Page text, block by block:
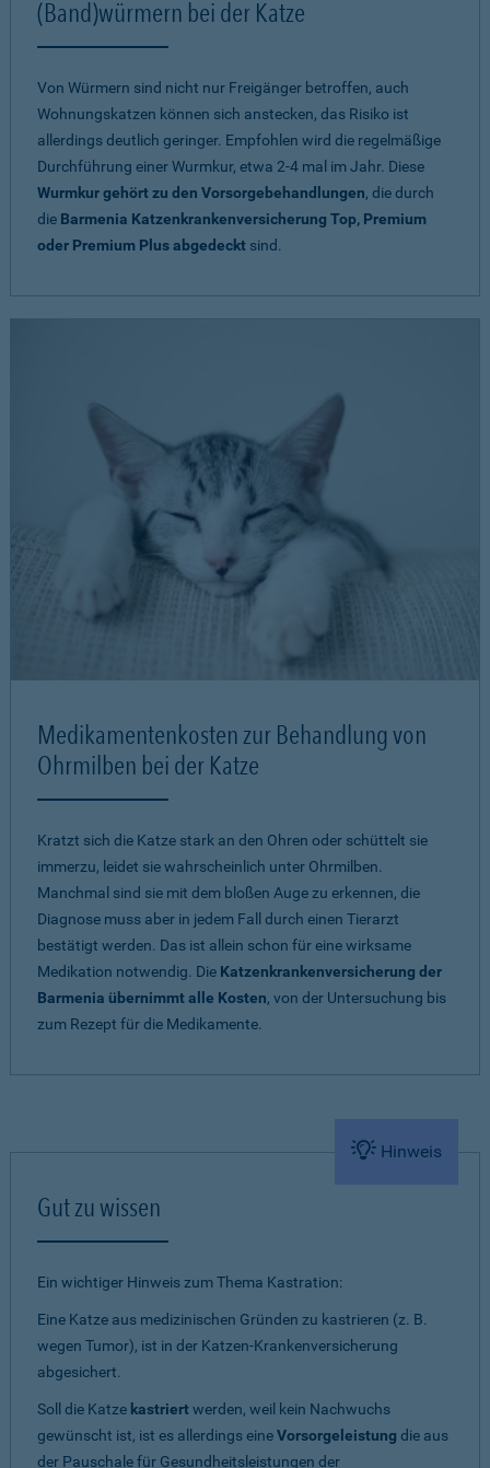
(Band)würmern bei der Katze
Von Würmern sind nicht nur Freigänger betroffen, auch
Wohnungskatzen können sich anstecken, das Risiko ist
allerdings deutlich geringer. Empfohlen wird die regelmäßige
Durchführung einer Wurmkur, etwa 2-4 mal im Jahr. Diese
Wurmkur gehört zu den Vorsorgebehandlungen, die durch
die Barmenia Katzenkrankenversicherung Top, Premium
oder Premium Plus abgedeckt sind.
Medikamentenkosten zur Behandlung von
Ohrmilben bei der Katze
Kratzt sich die Katze stark an den Ohren oder schüttelt sie
immerzu, leidet sie wahrscheinlich unter Ohrmilben.
Manchmal sind sie mit dem bloßen Auge zu erkennen, die
Diagnose muss aber in jedem Fall durch einen Tierarzt
bestätigt werden. Das ist allein schon für eine wirksame
Medikation notwendig. Die Katzenkrankenversicherung der
Barmenia übernimmt alle Kosten, von der Untersuchung bis
zum Rezept für die Medikamente.
Hinweis
Gut zu wissen
Ein wichtiger Hinweis zum Thema Kastration:
Eine Katze aus medizinischen Gründen zu kastrieren (z. B.
wegen Tumor), ist in der Katzen-Krankenversicherung
abgesichert.
Soll die Katze kastriertwerden, weil kein Nachwuchs
gewünscht ist, ist es allerdings eineVorsorgeleistung die aus
der Pauschale für Gesundheitsleistungen der